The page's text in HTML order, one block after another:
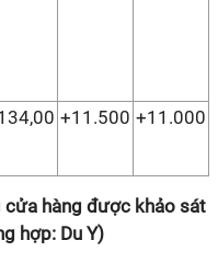
+11.500 +11.000
cửa hàng được khảo sát
hợp: Du Y)